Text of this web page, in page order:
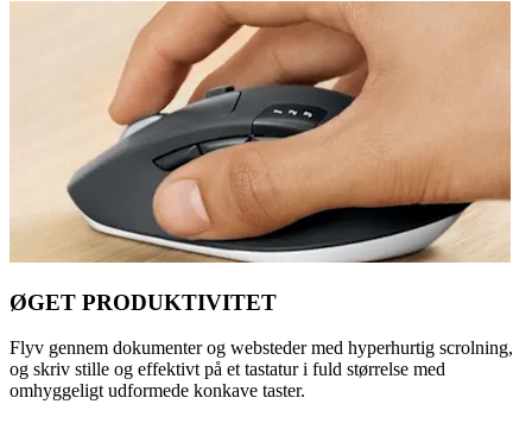
ØGET PRODUKTIVITET
Flyv gennem dokumenter og websteder med hyperhurtig scrolning,
og skriv stille og effektivt på et tastatur i fuld størrelse med
omhyggeligt udformede konkave taster.